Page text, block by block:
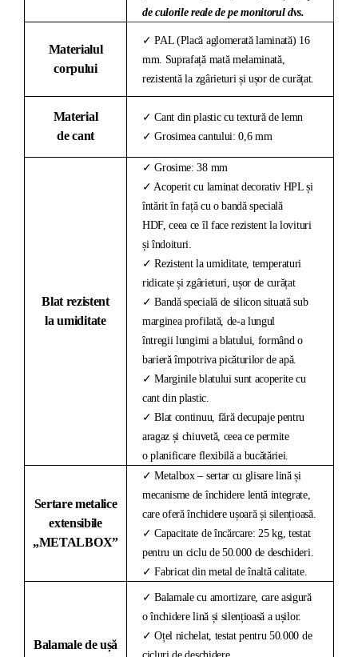
de culorile reale de pe monitorul dvs.
Materialul
corpului
✓ PAL (Placă aglomerată laminată) 16
mm. Suprafață mată melaminată,
rezistentă la zgârieturi și ușor de curățat.
Material
de cant
✓ Cant din plastic cu textură de lemn
✓ Grosimea cantului: 0,6 mm
Blat rezistent
la umiditate
✓ Grosime: 38 mm
✓ Acoperit cu laminat decorativ HPL și
întărit în față cu o bandă specială
HDF, ceea ce îl face rezistent la lovituri
și îndoituri.
✓ Rezistent la umiditate, temperaturi
ridicate și zgârieturi, ușor de curățat
✓ Bandă specială de silicon situată sub
marginea profilată, de-a lungul
întregii lungimi a blatului, formând o
barieră împotriva picăturilor de apă.
✓ Marginile blatului sunt acoperite cu
cant din plastic.
✓ Blat continuu, fără decupaje pentru
aragaz și chiuvetă, ceea ce permite
o planificare flexibilă a bucătăriei.
Sertare metalice
extensibile
„METALBOX”
✓ Metalbox – sertar cu glisare lină și
mecanisme de închidere lentă integrate,
care oferă închidere ușoară și silențioasă.
✓ Capacitate de încărcare: 25 kg, testat
pentru un ciclu de 50.000 de deschideri.
✓ Fabricat din metal de înaltă calitate.
Balamale de ușă
✓ Balamale cu amortizare, care asigură
o închidere lină și silențioasă a ușilor.
✓ Oțel nichelat, testat pentru 50.000 de